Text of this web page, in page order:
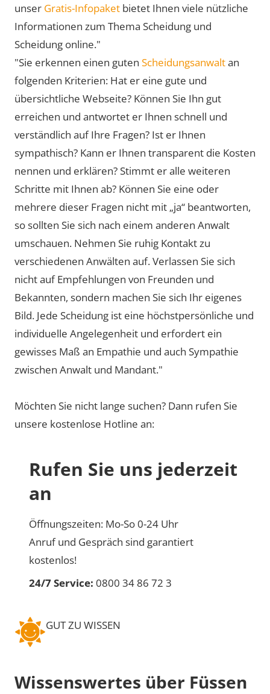
unser Gratis-Infopaket bietet Ihnen viele nützliche
Informationen zum Thema Scheidung und
Scheidung online."
"Sie erkennen einen guten Scheidungsanwaltan
folgenden Kriterien: Hat er eine gute und
übersichtliche Webseite? Können Sie Ihn gut
erreichen und antwortet er Ihnen schnell und
verständlich auf Ihre Fragen? Ist er Ihnen
sympathisch? Kann er Ihnen transparent die Kosten
nennen und erklären? Stimmt er alle weiteren
Schritte mit Ihnen ab? Können Sie eine oder
mehrere dieser Fragen nicht mit „ja“ beantworten,
so sollten Sie sich nach einem anderen Anwalt
umschauen. Nehmen Sie ruhig Kontakt zu
verschiedenen Anwälten auf. Verlassen Sie sich
nicht auf Empfehlungen von Freunden und
Bekannten, sondern machen Sie sich Ihr eigenes
Bild. Jede Scheidung ist eine höchstpersönliche und
individuelle Angelegenheit und erfordert ein
gewisses Maß an Empathie und auch Sympathie
zwischen Anwalt und Mandant."
Möchten Sie nicht lange suchen? Dann rufen Sie
unsere kostenlose Hotline an:
Rufen Sie uns jederzeit
an
Öffnungszeiten: Mo-So 0-24 Uhr
Anruf und Gespräch sind garantiert
kostenlos!
24/7 Service: 0800 34 86 72 3
GUT ZU WISSEN
Wissenswertes über Füssen